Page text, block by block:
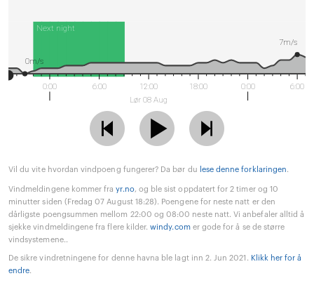
Next night
0:00 6:00
12:00
Lør 08 Aug
18:00 0:00 6:00
7m/s
0m/s
Vil du vite hvordan vindpoeng fungerer? Da bør du lese denne forklaringen.
Vindmeldingene kommer frayr.no, og ble sist oppdatert for 2 timer og 10
minutter siden (Fredag 07 August 18:28). Poengene for neste natt er den
dårligste poengsummen mellom 22:00 og 08:00 neste natt. Vi anbefaler alltid å
sjekke vindmeldingene fra flere kilder.windy.comer gode for å se de større
vindsystemene..
De sikre vindretningene for denne havna ble lagt inn 2. Jun 2021. Klikk her for å
endre.